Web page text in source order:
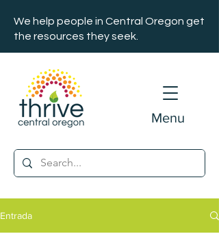
We help people in Central Oregon get
the resources they seek.
Menu
Entrada